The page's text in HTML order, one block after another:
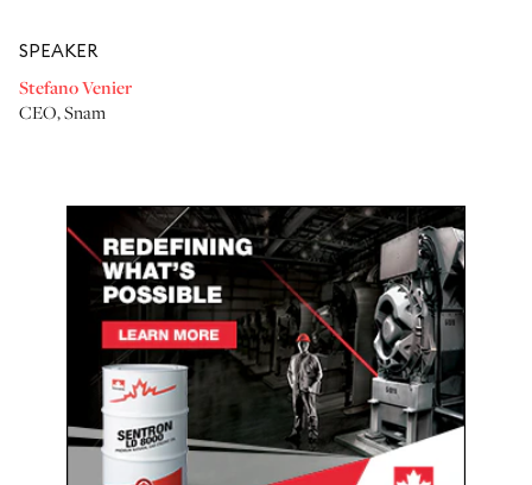
SPEAKER
Stefano Venier
CEO,Snam